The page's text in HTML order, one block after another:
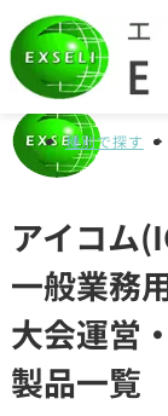
種別で探す
アイコム
一般業務
大会運営
製品一覧